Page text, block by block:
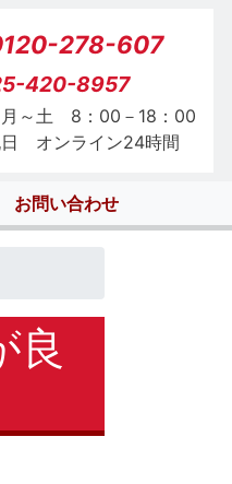
278-607
420-8957
～土 8：00－18：00
日 オンライン24時間
お問い合わせ
良